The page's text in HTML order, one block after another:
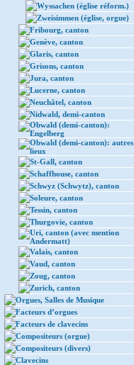
Wyssachen (église réform.)
Zweisimmen (église, orgue)
Fribourg, canton
Genève, canton
Glaris, canton
Grisons, canton
Jura, canton
Lucerne, canton
Neuchâtel, canton
Nidwald, demi-canton
Obwald (demi-canton):
Engelberg
Obwald (demi-canton): autres
lieux
St-Gall, canton
Schaffhouse, canton
Schwyz (Schwytz), canton
Soleure, canton
Tessin, canton
Thurgovie, canton
Uri, canton (avec mention
Andermatt)
Valais, canton
Vaud, canton
Zoug, canton
Zurich, canton
Orgues, Salles de Musique
Facteurs d’orgues
Facteurs de clavecins
Compositeurs (orgue)
Compositeurs (divers)
Clavecins